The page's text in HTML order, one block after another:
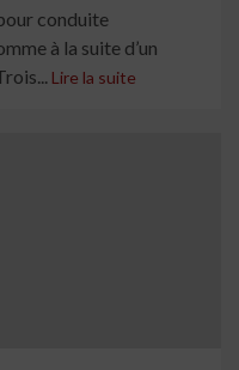
conduite
à la suite d’un
Lire la suite